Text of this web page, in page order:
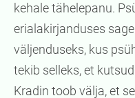
kehale tähelepanu.
erialakirjanduses
väljenduseks, kus
tekib selleks, et
Kradin toob välja, et